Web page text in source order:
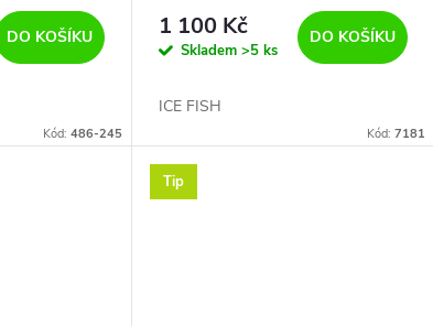
DO KOŠÍKU
Kód:486-245
1 100 Kč
Skladem>5 ks
DO KOŠÍKU
ICE FISH
Kód: 7181
Tip